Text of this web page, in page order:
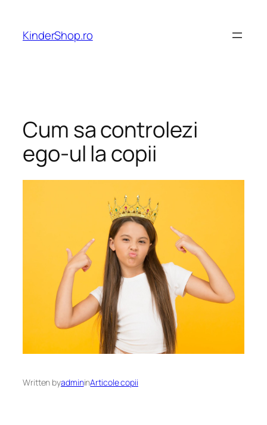
content
KinderShop.ro
Cum sa controlezi
ego-ul la copii
Written byadmininArticole copii